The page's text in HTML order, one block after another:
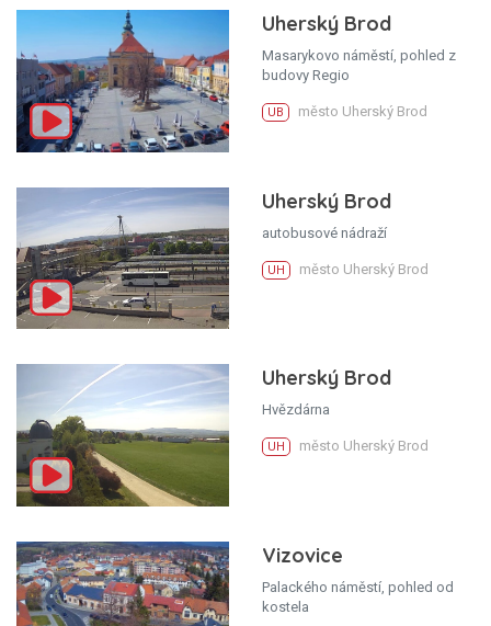
Uherský Brod
Masarykovo náměstí, pohled z
budovy Regio
UB město Uherský Brod
Uherský Brod
autobusové nádraží
UH město Uherský Brod
Uherský Brod
Hvězdárna
UH město Uherský Brod
Vizovice
Palackého náměstí, pohled od
kostela